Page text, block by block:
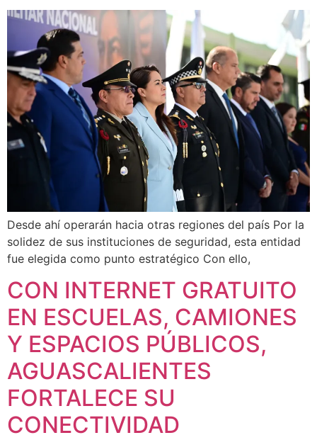
Desde ahí operarán hacia otras regiones del país Por la
solidez de sus instituciones de seguridad, esta entidad
fue elegida como punto estratégico Con ello,
CON INTERNET GRATUITO
EN ESCUELAS, CAMIONES
Y ESPACIOS PÚBLICOS,
AGUASCALIENTES
FORTALECE SU
CONECTIVIDAD